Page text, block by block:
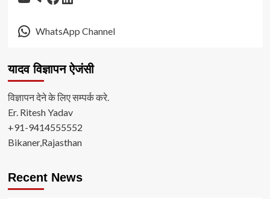
WhatsApp Channel
यादव विज्ञापन ऐजंसी
विज्ञापन देने के लिए सम्पर्क करे.
Er. Ritesh Yadav
+91-9414555552
Bikaner,Rajasthan
Recent News